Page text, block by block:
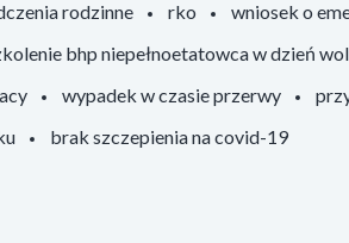
rodzinne rko wniosek o
bhp niepełnoetatowca w dzień
wypadek w czasie przerwy
brak szczepienia na covid-19